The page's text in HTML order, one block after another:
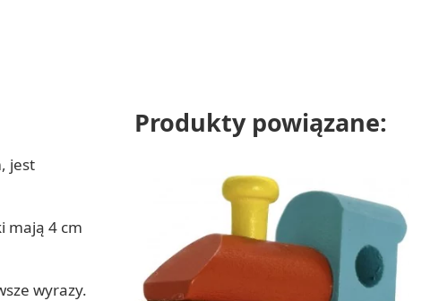
jest
mają 4 cm
wyrazy.
Produkty powiązane: